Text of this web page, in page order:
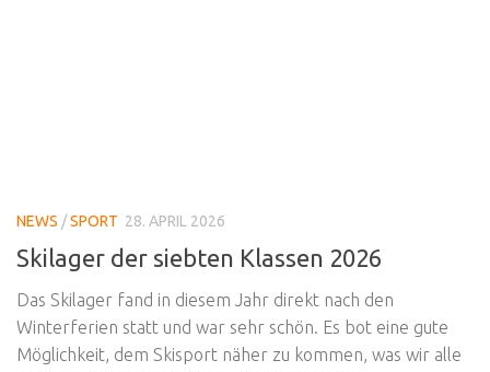
NEWS /SPORT 28. APRIL 2026
Skilager der siebten Klassen 2026
Das Skilager fand in diesem Jahr direkt nach den
Winterferien statt und war sehr schön. Es bot eine gute
Möglichkeit, dem Skisport näher zu kommen, was wir alle